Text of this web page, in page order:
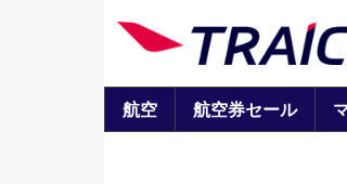
航空 航空券セール